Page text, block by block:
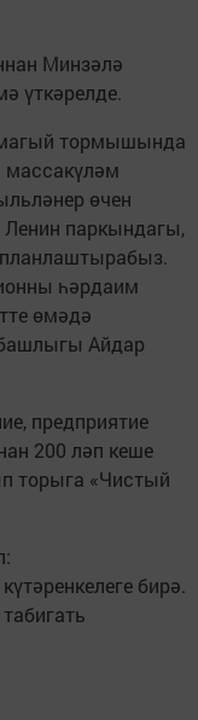
Минзәлә
үткәрелде.
тормышында
өчен
паркындагы,
һәрдаим
өмәдә
Айдар
предприятие
200 ләп кеше
торыга «Чистый
бирә.